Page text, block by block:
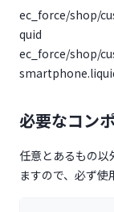
ec_force/shop/
quid
ec_force/shop/
必要なコン
任意とあるもの以
ますので、必ず使